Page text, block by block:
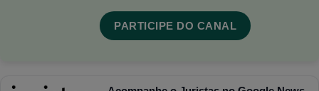
PARTICIPE DO CANAL